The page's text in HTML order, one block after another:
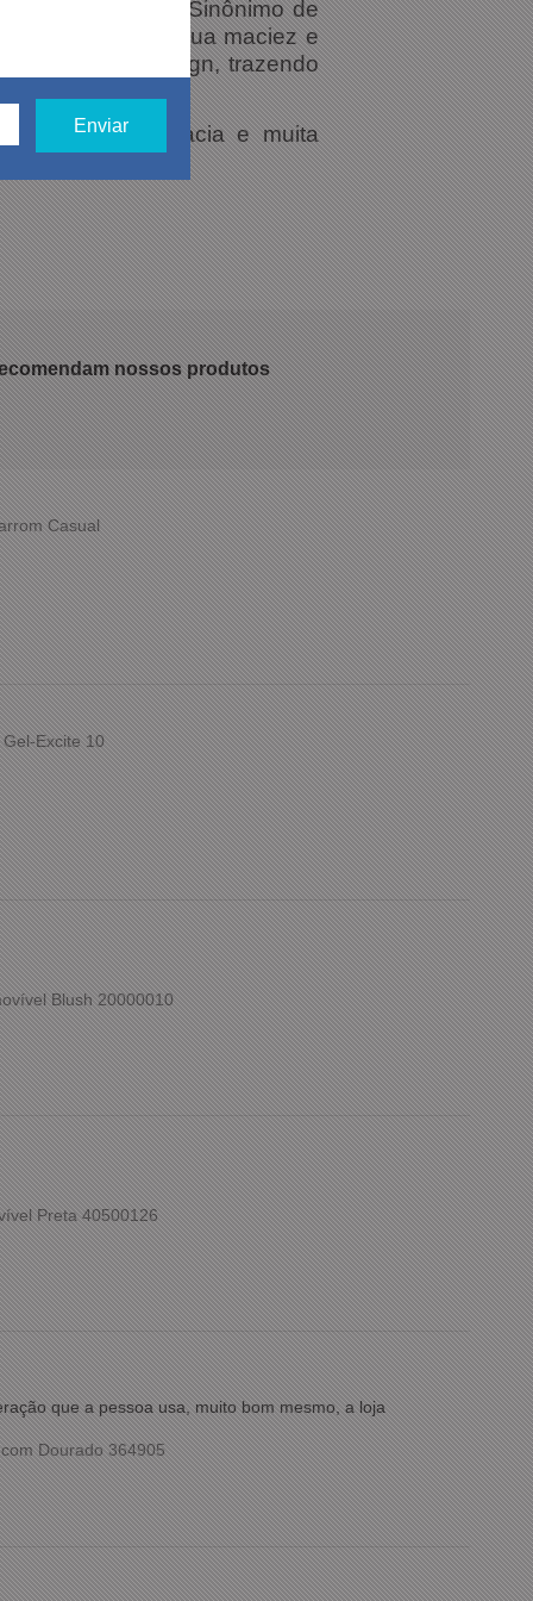
Rio de Janeiro. Sinônimo de
consagram por sua maciez e
e design, trazendo
extramacia e muita
nossos produtos
Casual
Excite 10
Blush 20000010
Preta 40500126
que a pessoa usa, muito bom mesmo, a loja
Dourado 364905